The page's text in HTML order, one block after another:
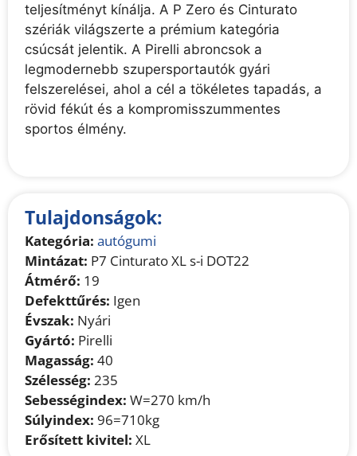
teljesítményt kínálja. A P Zero és Cinturato
szériák világszerte a prémium kategória
csúcsát jelentik. A Pirelli abroncsok a
legmodernebb szupersportautók gyári
felszerelései, ahol a cél a tökéletes tapadás, a
rövid fékút és a kompromisszummentes
sportos élmény.
Tulajdonságok:
Kategória: autógumi
Mintázat: P7 Cinturato XL s-i DOT22
Átmérő: 19
Defekttűrés: Igen
Évszak: Nyári
Gyártó: Pirelli
Magasság: 40
Szélesség: 235
Sebességindex: W=270 km/h
Súlyindex: 96=710kg
Erősített kivitel: XL